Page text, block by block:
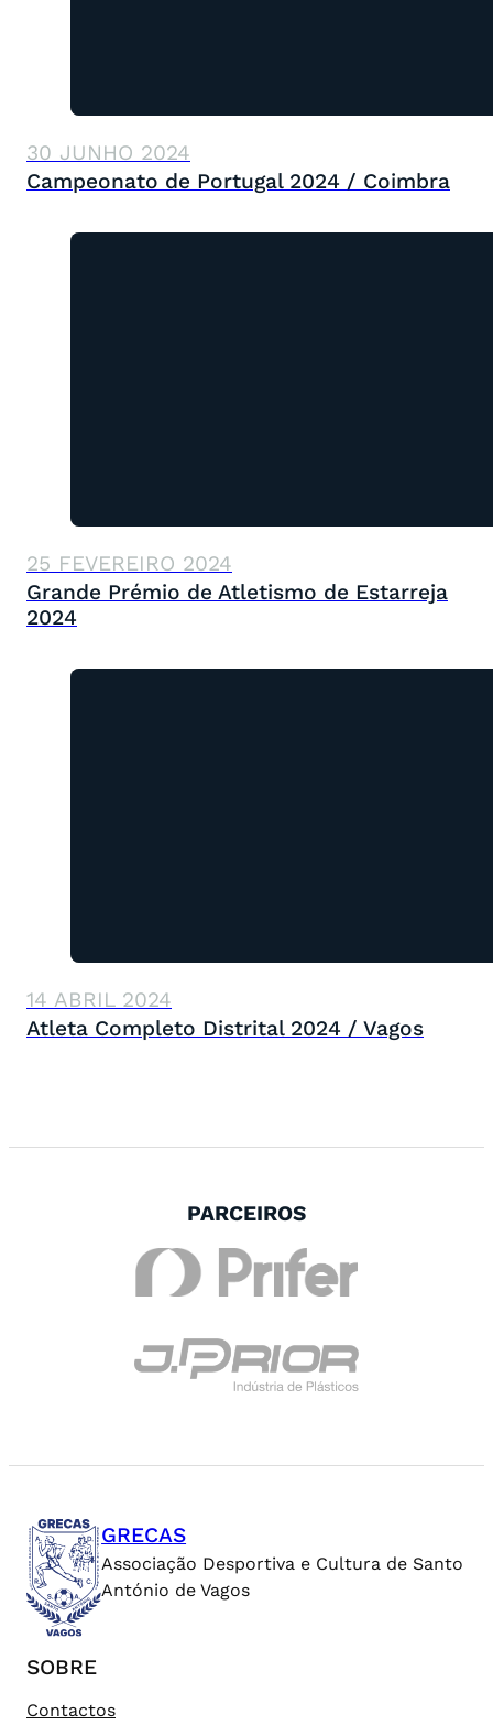
30 JUNHO 2024
Campeonato de Portugal 2024 / Coimbra
25 FEVEREIRO 2024
Grande Prémio de Atletismo de Estarreja
2024
14 ABRIL 2024
Atleta Completo Distrital 2024 / Vagos
PARCEIROS
GRECAS
Associação Desportiva e Cultura de Santo
António de Vagos
SOBRE
Contactos